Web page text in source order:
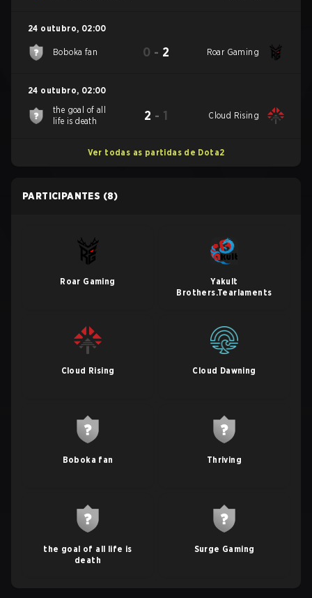
24 outubro, 02:00
Boboka fan 0 - 2 Roar Gaming
24 outubro, 02:00
the goal of all
life is death
2 - 1 Cloud Rising
Ver todas as partidas de Dota2
PARTICIPANTES (8)
Roar Gaming
Yakult
Brothers.Tearlaments
Cloud Rising Cloud Dawning
Boboka fan Thriving
the goal of all life is
death
Surge Gaming